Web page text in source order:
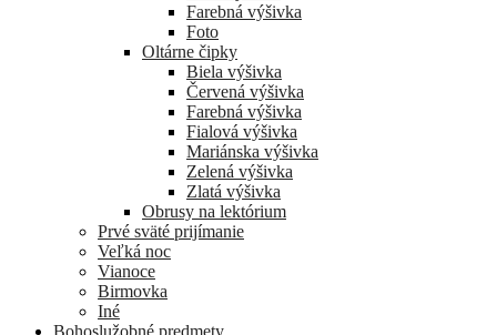
Farebná výšivka
Foto
Oltárne čipky
Biela výšivka
Červená výšivka
Farebná výšivka
Fialová výšivka
Mariánska výšivka
Zelená výšivka
Zlatá výšivka
Obrusy na lektórium
Prvé sväté prijímanie
Veľká noc
Vianoce
Birmovka
Iné
Bohoslužobné predmety